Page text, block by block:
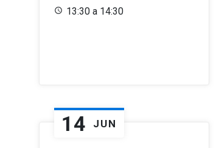
13:30 a 14:30
14 JUN